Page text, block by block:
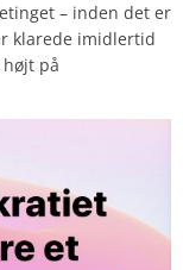
– inden det er
klarede imidlertid
på